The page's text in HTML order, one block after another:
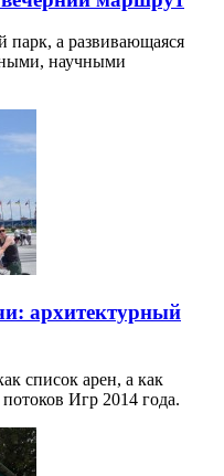
а развивающаяся
научными
архитектурный
список арен, а как
Игр 2014 года.